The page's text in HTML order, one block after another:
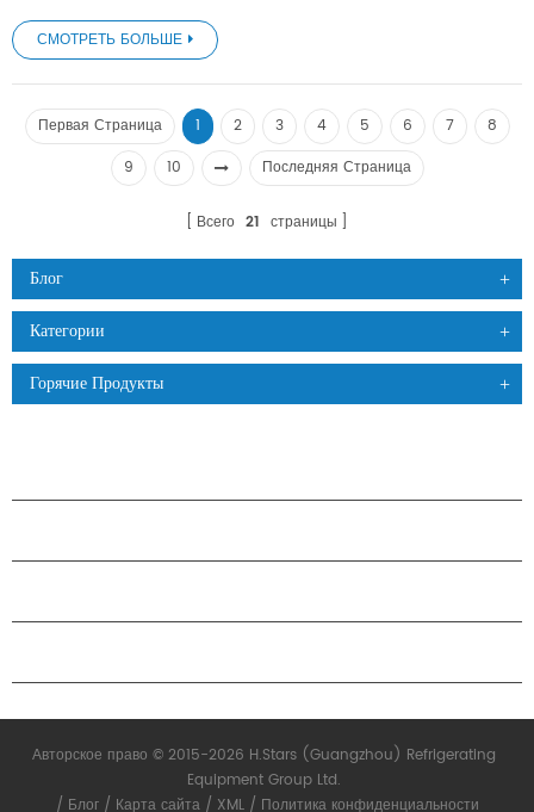
СМОТРЕТЬ БОЛЬШЕ
Первая Страница 1 2 3 4 5 6 7
8
9
10 Последняя Страница
Всего 21 страницы
Блог
Категории
Горячие Продукты
Авторское право © 2015-2026 H.Stars (Guangzhou) Refrigerating
Equipment Group Ltd.
/ Блог/ Карта сайта/ XML/ Политика конфиденциальности